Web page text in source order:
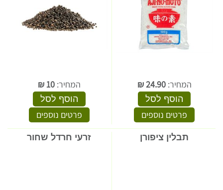
המחיר:24.90
₪
הוסף לסל
פרטים נוספים
המחיר:10
₪
הוסף לסל
פרטים נוספים
תבלין ציפורן זרעי חרדל שחור